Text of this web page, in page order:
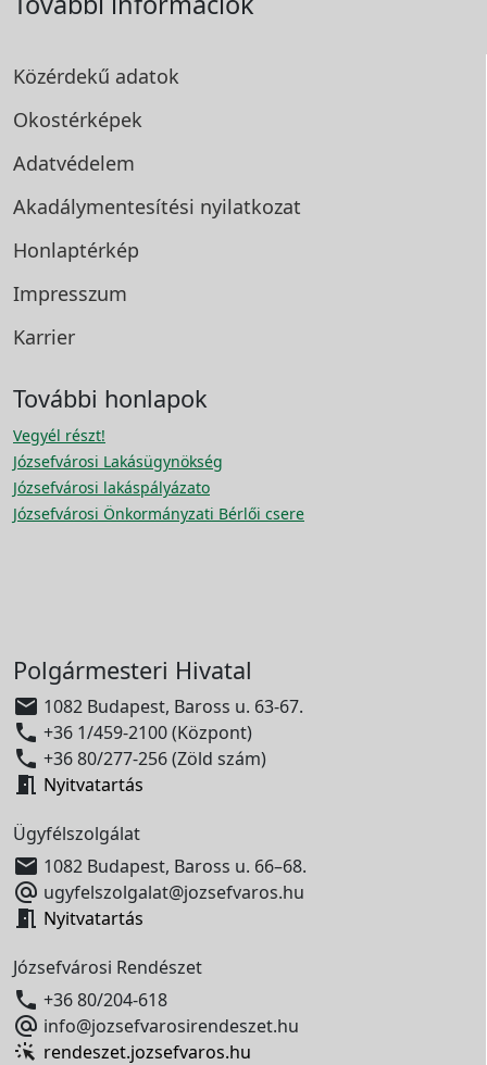
Közérdekű adatok
Okostérképek
Adatvédelem
Akadálymentesítési nyilatkozat
Honlaptérkép
Impresszum
Karrier
További honlapok
Vegyél részt!
Józsefvárosi Lakásügynökség
Józsefvárosi lakáspályázato
Józsefvárosi Önkormányzati Bérlői csere
Polgármesteri Hivatal
 1082 Budapest, Baross u. 63-67.
 +36 1/459-2100 (Központ)
 +36 80/277-256 (Zöld szám)
 Nyitvatartás
Ügyfélszolgálat
 1082 Budapest, Baross u. 66–68.
 ugyfelszolgalat@jozsefvaros.hu
 Nyitvatartás
Józsefvárosi Rendészet
 +36 80/204-618
 info@jozsefvarosirendeszet.hu
rendeszet.jozsefvaros.hu